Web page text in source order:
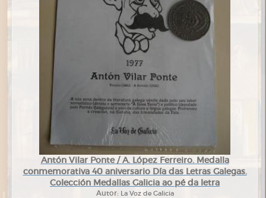
Antón Vilar Ponte / A. López Ferreiro. Medalla
conmemorativa 40 aniversario Día das Letras Galegas.
Colección Medallas Galicia ao pé da letra
Autor: La Voz de Galicia